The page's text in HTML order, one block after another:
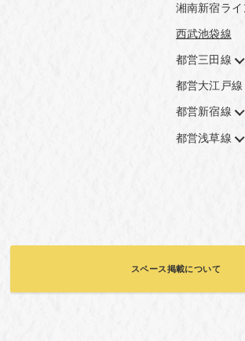
湘南新宿ライ
西武池袋線
都営三田線
都営大江戸線
都営新宿線
都営浅草線
スペース掲載について